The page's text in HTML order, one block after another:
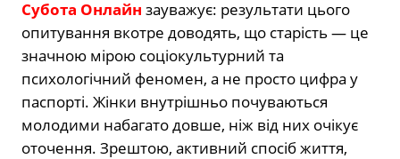
Субота Онлайн зауважує: результати цього
опитування вкотре доводять, що старість — це
значною мірою соціокультурний та
психологічний феномен, а не просто цифра у
паспорті. Жінки внутрішньо почуваються
молодими набагато довше, ніж від них очікує
оточення. Зрештою, активний спосіб життя,